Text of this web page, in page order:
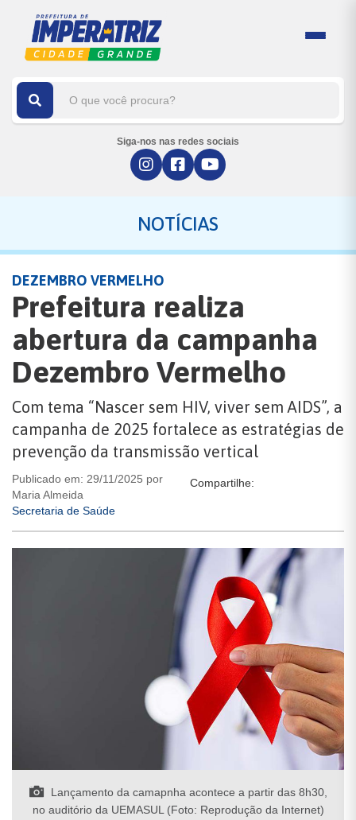
Siga-nos nas redes sociais
NOTÍCIAS
DEZEMBRO VERMELHO
Prefeitura realiza
abertura da campanha
Dezembro Vermelho
Com tema “Nascer sem HIV, viver sem AIDS”, a
campanha de 2025 fortalece as estratégias de
prevenção da transmissão vertical
Publicado em: 29/11/2025 por
Maria Almeida
Secretaria de Saúde
Compartilhe:
Lançamento da camapnha acontece a partir das 8h30,
no auditório da UEMASUL (Foto: Reprodução da Internet)